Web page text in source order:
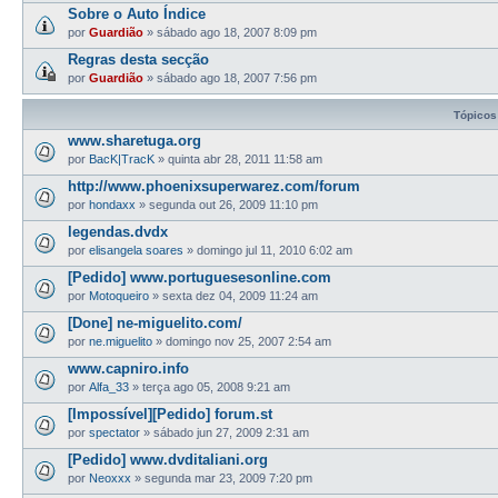
Sobre o Auto Índice
por Guardião » sábado ago 18, 2007 8:09 pm
Regras desta secção
por Guardião » sábado ago 18, 2007 7:56 pm
Tópicos
www.sharetuga.org
por BacK|TracK » quinta abr 28, 2011 11:58 am
http://www.phoenixsuperwarez.com/forum
por hondaxx » segunda out 26, 2009 11:10 pm
legendas.dvdx
por elisangela soares » domingo jul 11, 2010 6:02 am
[Pedido] www.portuguesesonline.com
por Motoqueiro » sexta dez 04, 2009 11:24 am
[Done] ne-miguelito.com/
por ne.miguelito » domingo nov 25, 2007 2:54 am
www.capniro.info
por Alfa_33 » terça ago 05, 2008 9:21 am
[Impossível][Pedido] forum.st
por spectator » sábado jun 27, 2009 2:31 am
[Pedido] www.dvditaliani.org
por Neoxxx » segunda mar 23, 2009 7:20 pm